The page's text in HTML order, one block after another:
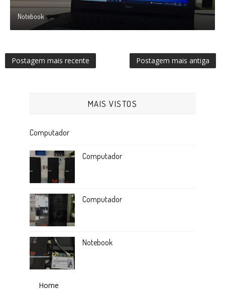
Notebook
Postagem mais recente Postagem mais antiga
MAIS VISTOS
Computador
Computador
Computador
Notebook
Home